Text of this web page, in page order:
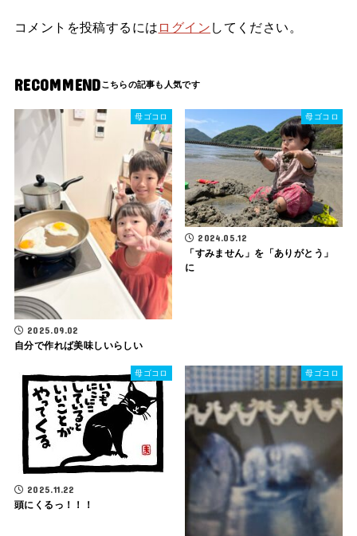
コメントを投稿するには ログイン してください。
RECOMMEND
母ゴコロ
2025.09.02
自分で作れば美味しいらしい
母ゴコロ
2024.05.12
「すみません」を「ありがとう」
に
母ゴコロ
2025.11.22
頭にくるっ！！！
母ゴコロ